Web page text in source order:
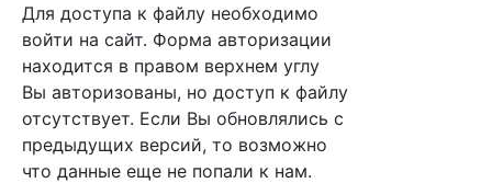
Для доступа к файлу необходимо
войти на сайт. Форма авторизации
находится в правом верхнем углу
Вы авторизованы, но доступ к файлу
отсутствует. Если Вы обновлялись с
предыдущих версий, то возможно
что данные еще не попали к нам.